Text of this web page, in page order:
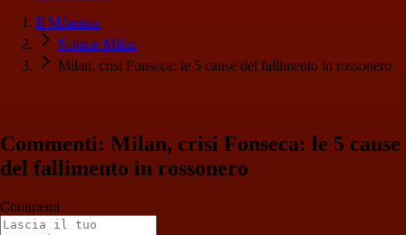
Il Milanista
Notizie Milan
Milan, crisi Fonseca: le 5 cause del fallimento in rossonero
Commenti: Milan, crisi Fonseca: le 5 cause
del fallimento in rossonero
Commenti